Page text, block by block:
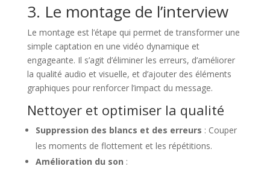
3. Le montage de l’interview
Le montage est l’étape qui permet de transformer une
simple captation en une vidéo dynamique et
engageante. Il s’agit d’éliminer les erreurs, d’améliorer
la qualité audio et visuelle, et d’ajouter des éléments
graphiques pour renforcer l’impact du message.
Nettoyer et optimiser la qualité
Suppression des blancs et des erreurs : Couper
les moments de flottement et les répétitions.
Amélioration du son :